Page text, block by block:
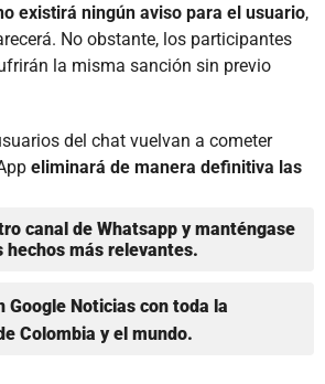
existirá ningún aviso para el usuario,
No obstante, los participantes
la misma sanción sin previo
del chat vuelvan a cometer
eliminará de manera definitiva las
canal de Whatsapp y manténgase
hechos más relevantes.
Google Noticias con toda la
Colombia y el mundo.